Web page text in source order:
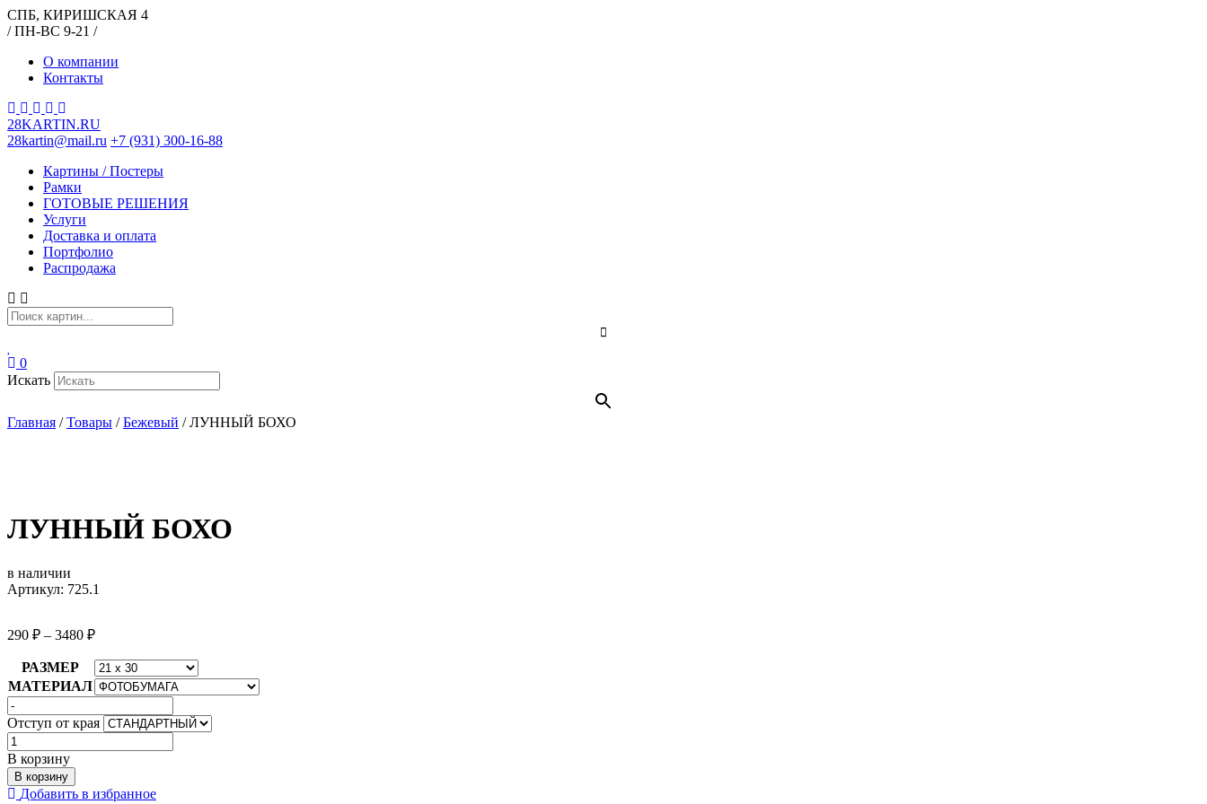
СПБ, КИРИШСКАЯ 4
/ ПН-ВС 9-21 /
О компании
Контакты
28KARTIN.RU
28kartin@mail.ru +7 (931) 300-16-88
Картины / Постеры
Рамки
ГОТОВЫЕ РЕШЕНИЯ
Услуги
Доставка и оплата
Портфолио
Распродажа
0
Искать
Главная /Товары /Бежевый /ЛУННЫЙ БОХО
ЛУННЫЙ БОХО
в наличии
Артикул: 725.1
290 ₽ – 3480 ₽
РАЗМЕР
МАТЕРИАЛ
Отступ от края
Количество
товара
ЛУННЫЙ
БОХО
В корзину
В корзину
Добавить в избранное